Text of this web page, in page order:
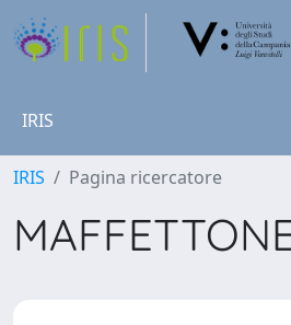
IRIS
IRIS Pagina ricercatore